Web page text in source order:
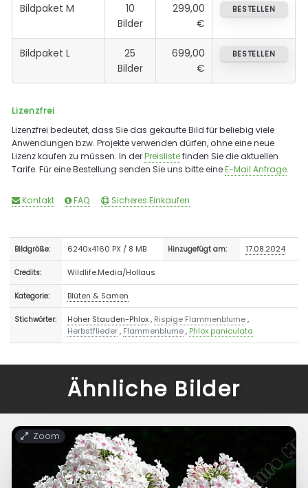
Bildpaket M
10
Bilder
299,00
€
BESTELLEN
Bildpaket L
25
Bilder
699,00
€
BESTELLEN
Lizenzfrei
Lizenzfrei bedeutet, dass Sie das gekaufte Bild für beliebig viele
Anwendungen bzw. Projekte verwenden dürfen, ohne eine neue
Lizenz kaufen zu müssen. In derPreislistefinden Sie die aktuellen
Tarife. Für eine Bestellung senden Sie uns bitte eineE-Mail Anfrage.
Kontakt FAQ Sicheres Einkaufen
Bildgröße: 6240x4160 PX / 8 MB Hinzugefügt am: 17.08.2024
Credits: Wildlife.Media/Hollaus
Kategorie: Blüten & Samen
Stichwörter: Hoher Stauden-Phlox, Rispige Flammenblume,
Herbstflieder, Flammenblume, Phlox paniculata
Ähnliche Bilder
Zoom